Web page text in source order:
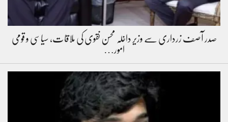
صدر آصف زرداری سے وزیر داخلہ محسن نقوی کی ملاقات، سیاسی و قومی
امور…